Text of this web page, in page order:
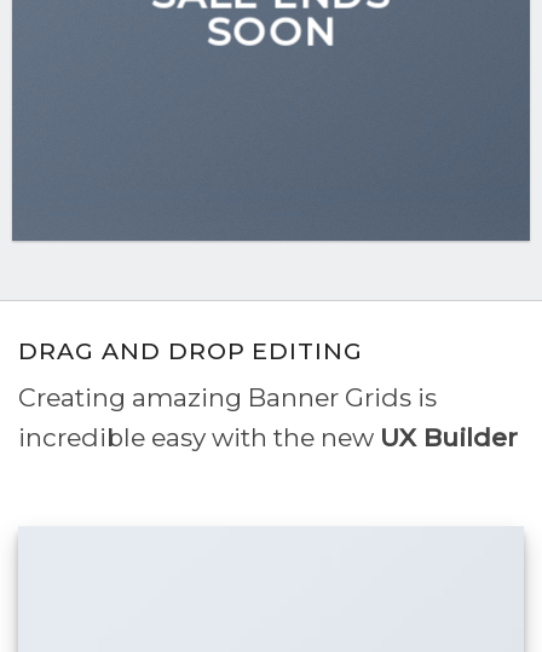
SOON
DRAG AND DROP EDITING
Creating amazing Banner Grids is
incredible easy with the new UX Builder